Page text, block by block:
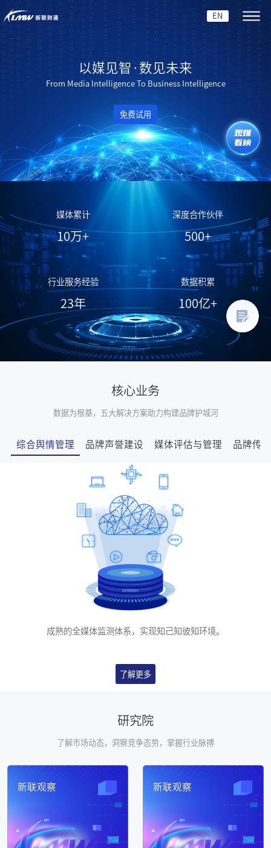
EN
以媒见智·数见未来
From Media Intelligence To Business Intelligence
免费试用
媒体累计
10万+
深度合作伙伴
500+
行业服务经验
23年
数据积累
100亿+
核心业务
数据为根基，五大解决方案助力构建品牌护城河
综合舆情管理 品牌声誉建设 媒体评估与管理 品牌传
成熟的全媒体监测体系，实现知己知彼知环境。
了解更多
研究院
了解市场动态，洞察竞争态势，掌握⾏业脉搏
新联观察 新联观察
观媒
看榜